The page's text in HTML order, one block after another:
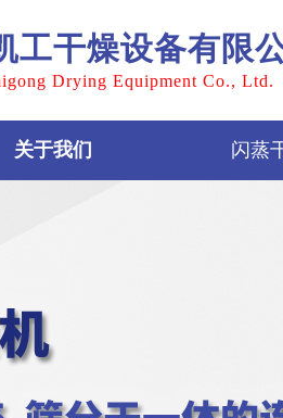
工干燥设备有限
Drying Equipment Co., Ltd.
关于我们 闪蒸